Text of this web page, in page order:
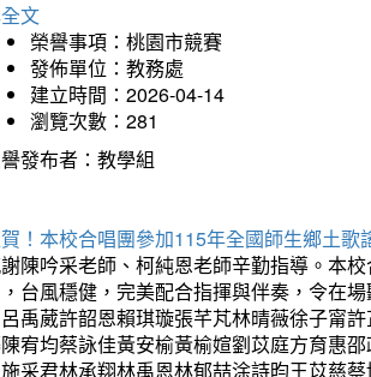
文
榮譽事項：桃園市競賽
發佈單位：教務處
建立時間：2026-04-14
瀏覽次數：281
發布者：教學組
！本校合唱團參加115年全國師生鄉土
陳吟采老師、柯純恩老師辛勤指導。本
台風穩健，完美配合指揮與伴奏，令在
禹葳許韶恩賴琪璇張芊芃林晴薇徐子甯
宥均蔡詠佳黃安榆黃榆媗劉苡庭方育惠
采君林承翔林禹恩林郁喆涂詩昀王苡慈